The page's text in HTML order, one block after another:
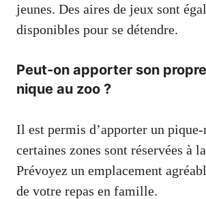
jeunes. Des aires de jeux sont
disponibles pour se détendre.
Peut-on apporter son
nique au zoo ?
Il est permis d’apporter un
certaines zones sont réservées à
Prévoyez un emplacement
de votre repas en famille.